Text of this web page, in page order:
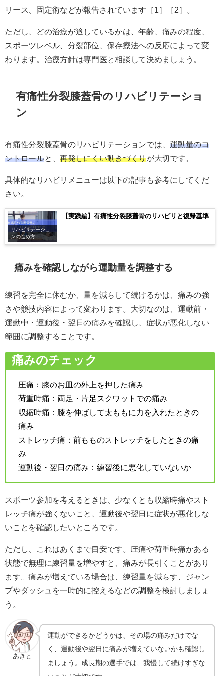
リース、固定術などが報告されています［1］［2］。
ただし、どの治療が適しているかは、年齢、痛みの程度、
スポーツレベル、分裂部位、保存療法への反応によって変
わります。治療方針は専門医と相談して決めましょう。
有痛性分裂膝蓋骨のリハビリテーショ
ン
有痛性分裂膝蓋骨のリハビリテーションでは、 運動量のコ
ントロールと、 再発しにくい動きづくりが大切です。
具体的なリハビリメニューは以下の記事も参考にしてくだ
さい。
リハビリテーショ
ンの進め方
【実践編】有痛性分裂膝蓋骨のリハビリと復帰基準
痛みを確認しながら運動量を調整する
練習を完全に休むか、量を減らして続けるかは、痛みの強
さや競技内容によって変わります。大切なのは、運動前・
運動中・運動後・翌日の痛みを確認し、症状が悪化しない
範囲に調整することです。
痛みのチェック
圧痛：膝のお皿の外上を押した痛み
荷重時痛：両足・片足スクワットでの痛み
収縮時痛：膝を伸ばして太ももに力を入れたときの
痛み
ストレッチ痛：前もものストレッチをしたときの痛
み
運動後・翌日の痛み：練習後に悪化していないか
スポーツ参加を考えるときは、少なくとも収縮時痛やスト
レッチ痛が強くないこと、運動後や翌日に症状が悪化しな
いことを確認したいところです。
ただし、これはあくまで目安です。圧痛や荷重時痛がある
状態で無理に練習量を増やすと、痛みが長引くことがあり
ます。痛みが増えている場合は、練習量を減らす、ジャン
プやダッシュを一時的に控えるなどの調整を検討しましょ
う。
あきと
運動ができるかどうかは、その場の痛みだけでな
く、運動後や翌日に痛みが増えていないかも確認し
ましょう。成長期の選手では、我慢して続けすぎな